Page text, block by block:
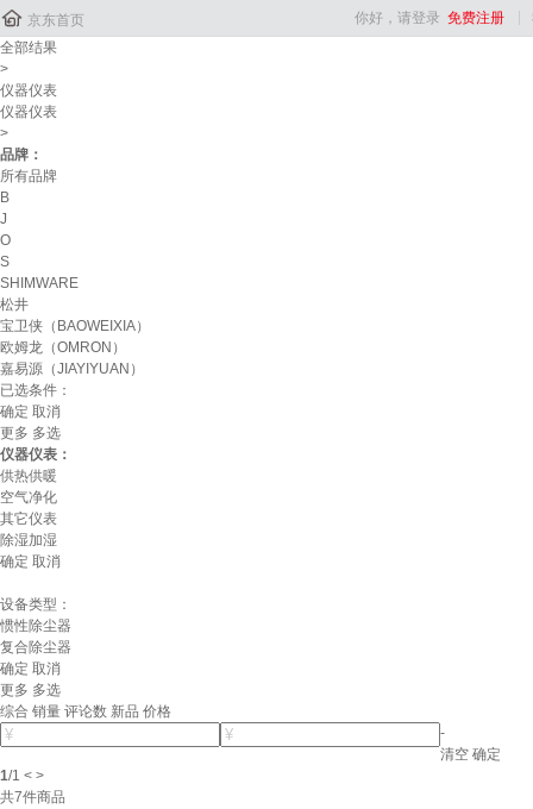
 京东首页 你好，请登录 免费注册
全部结果
>
仪器仪表
仪器仪表
>
品牌：
所有品牌
B
J
O
S
SHIMWARE
松井
宝卫侠（BAOWEIXIA）
欧姆龙（OMRON）
嘉易源（JIAYIYUAN）
已选条件：
确定 取消
更多 多选
仪器仪表：
供热供暖
空气净化
其它仪表
除湿加湿
确定 取消
设备类型：
惯性除尘器
复合除尘器
确定 取消
更多 多选
综合 销量 评论数 新品 价格
-
清空 确定
1/1 < >
共7件商品